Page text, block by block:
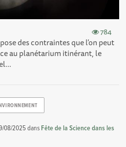
784
des contraintes que l’on peut
au planétarium itinérant, le
08/2025dans Fête de la Science dans les